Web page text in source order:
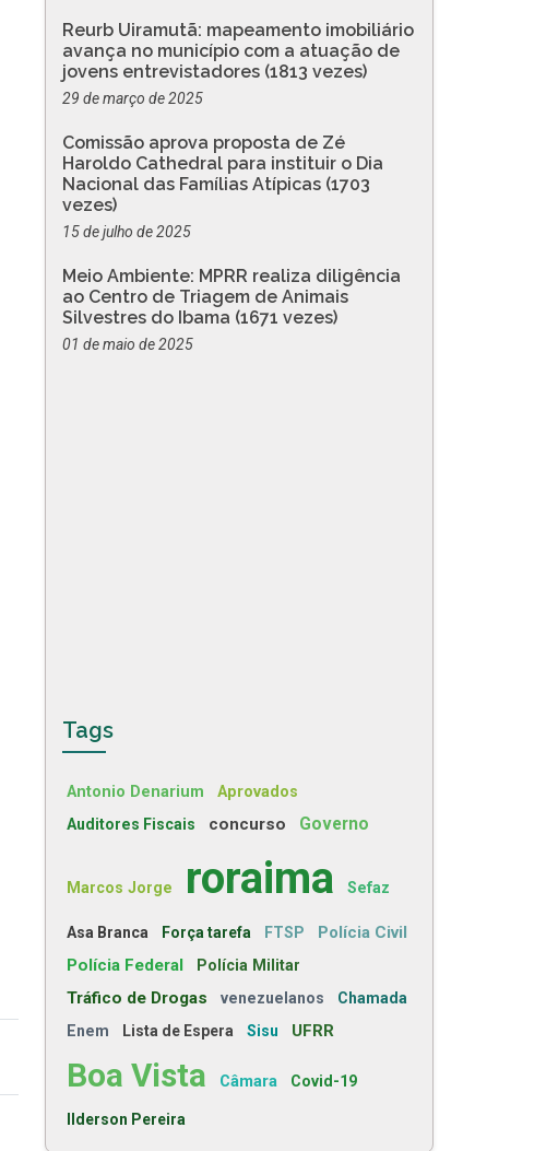
Reurb Uiramutã: mapeamento imobiliário
avança no município com a atuação de
jovens entrevistadores (1813 vezes)
29 de março de 2025
Comissão aprova proposta de Zé
Haroldo Cathedral para instituir o Dia
Nacional das Famílias Atípicas (1703
vezes)
15 de julho de 2025
Meio Ambiente: MPRR realiza diligência
ao Centro de Triagem de Animais
Silvestres do Ibama (1671 vezes)
01 de maio de 2025
Tags
Antonio Denarium Aprovados
Auditores Fiscais concurso Governo
Marcos Jorge roraima Sefaz
Asa Branca Força tarefa FTSP
Polícia Civil
Polícia Federal
Polícia Militar
Tráfico de Drogas venezuelanos
Chamada
Enem
Lista de Espera Sisu UFRR
Boa Vista Câmara Covid-19
Ilderson Pereira